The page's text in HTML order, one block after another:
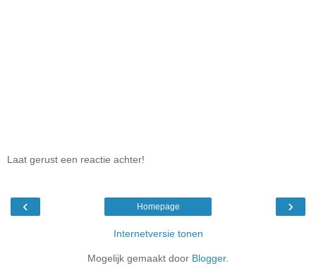
Laat gerust een reactie achter!
‹ ›
Homepage
Internetversie tonen
Mogelijk gemaakt door Blogger.